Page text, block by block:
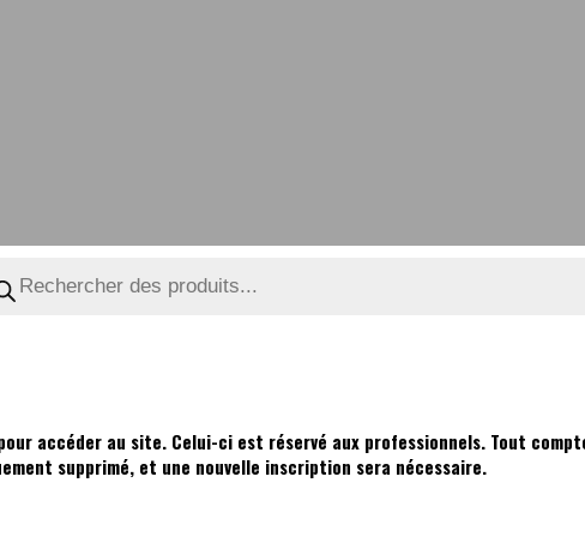
accéder au site. Celui-ci est réservé aux professionnels. Tout
supprimé, et une nouvelle inscription sera nécessaire.